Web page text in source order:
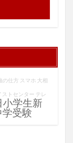
の仕方 スマホ 大相
ストセンター テレ
小学生新
学受験